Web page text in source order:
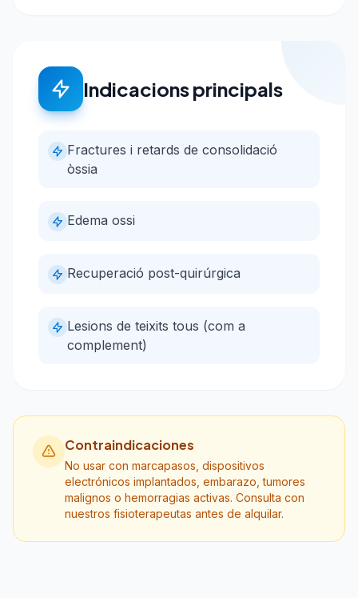
Indicacions principals
Fractures i retards de consolidació
òssia
Edema ossi
Recuperació post-quirúrgica
Lesions de teixits tous (com a
complement)
Contraindicaciones
No usar con marcapasos, dispositivos
electrónicos implantados, embarazo, tumores
malignos o hemorragias activas. Consulta con
nuestros fisioterapeutas antes de alquilar.